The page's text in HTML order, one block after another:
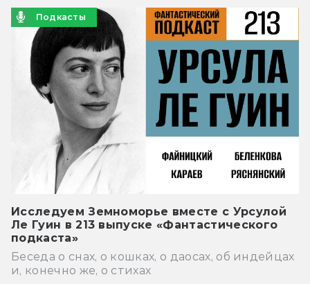
Подкасты
Исследуем Земноморье вместе с Урсулой
Ле Гуин в 213 выпуске «Фантастического
подкаста»
Беседа о снах, о кошках, о даосах, об индейцах
и, конечно же, о стихах